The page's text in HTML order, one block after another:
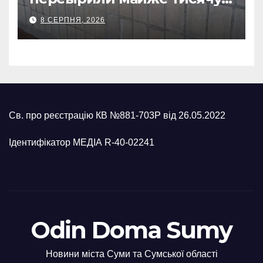
укриттів: де виявили
замкнені двері
8 СЕРПНЯ, 2026
Св. про реєстрацію КВ №881-703Р від 26.05.2022
Ідентифікатор МЕДІА R-40-02241
Odin Doma Sumy
Новини міста Суми та Сумської області